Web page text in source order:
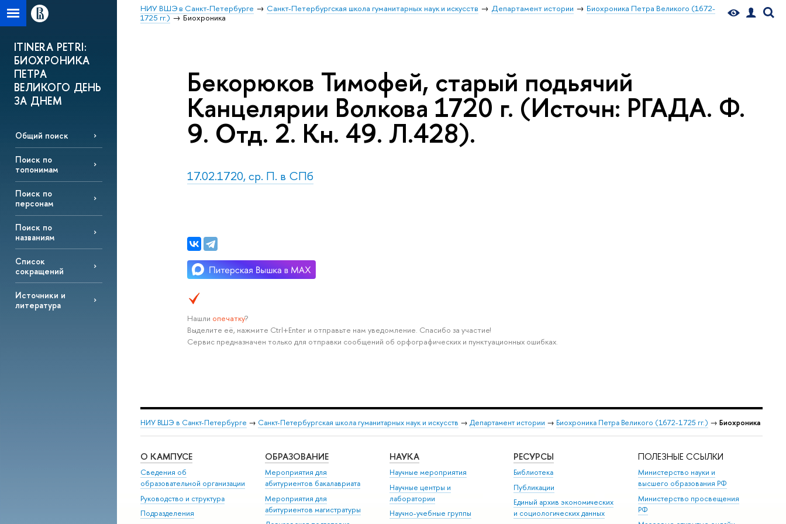
НИУ ВШЭ в Санкт-Петербурге Санкт-Петербургская школа гуманитарных наук и искусств Департамент истории
Биохроника Петра Великого (1672-
1725 гг.)
Биохроника
ITINERA PETRI:
БИОХРОНИКА
ПЕТРА
ВЕЛИКОГО ДЕНЬ
ЗА ДНЕМ
Общий поиск
Поиск по
топонимам
Поиск по
персонам
Поиск по
названиям
Список
сокращений
Источники и
литература
Бекорюков Тимофей, старый подьячий
Канцелярии Волкова 1720 г. (Источн: РГАДА. Ф.
9. Отд. 2. Кн. 49. Л.428).
17.02.1720, ср. П. в СПб
Нашли опечатку?
Выделите её, нажмите Ctrl+Enter и отправьте нам уведомление. Спасибо за участие!
Сервис предназначен только для отправки сообщений об орфографических и пунктуационных ошибках.
НИУ ВШЭ в Санкт-Петербурге → Санкт-Петербургская школа гуманитарных наук и искусств → Департамент истории → Биохроника Петра Великого (1672-1725 гг.) → Биохроника
О КАМПУСЕ
Сведения об
образовательной организации
Руководство и структура
Подразделения
ОБРАЗОВАНИЕ
Мероприятия для
абитуриентов бакалавриата
Мероприятия для
абитуриентов магистратуры
НАУКА
Научные мероприятия
Научные центры и
лаборатории
Научно-учебные группы
РЕСУРСЫ
Библиотека
Публикации
Единый архив экономических
и социологических данных
ПОЛЕЗНЫЕ ССЫЛКИ
Министерство науки и
высшего образования РФ
Министерство просвещения
РФ